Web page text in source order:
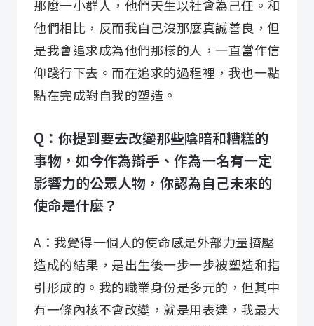
那麼一小群人，他們天生以社會為己任。和
他們相比，反而我自己沒那麼真誠善良，但
是我會追求成為他們那樣的人，一直當作信
仰踐行下去。而在追求的過程裡，我也一點
點在完成對自我的塑造。
Q：你提到要去改變那些陰暗和糟糕的
事物，如今作為辯手、作為一名有一定
影響力的公眾人物，你認為自己未來的
使命是什麼？
A：我覺得一個人的使命感是外部力量擠壓
造成的結果，是出生後一步一步被塑造和指
引形成的。我的職業身份是多元的，但其中
有一條內核不會改變，就是用表達，我最大